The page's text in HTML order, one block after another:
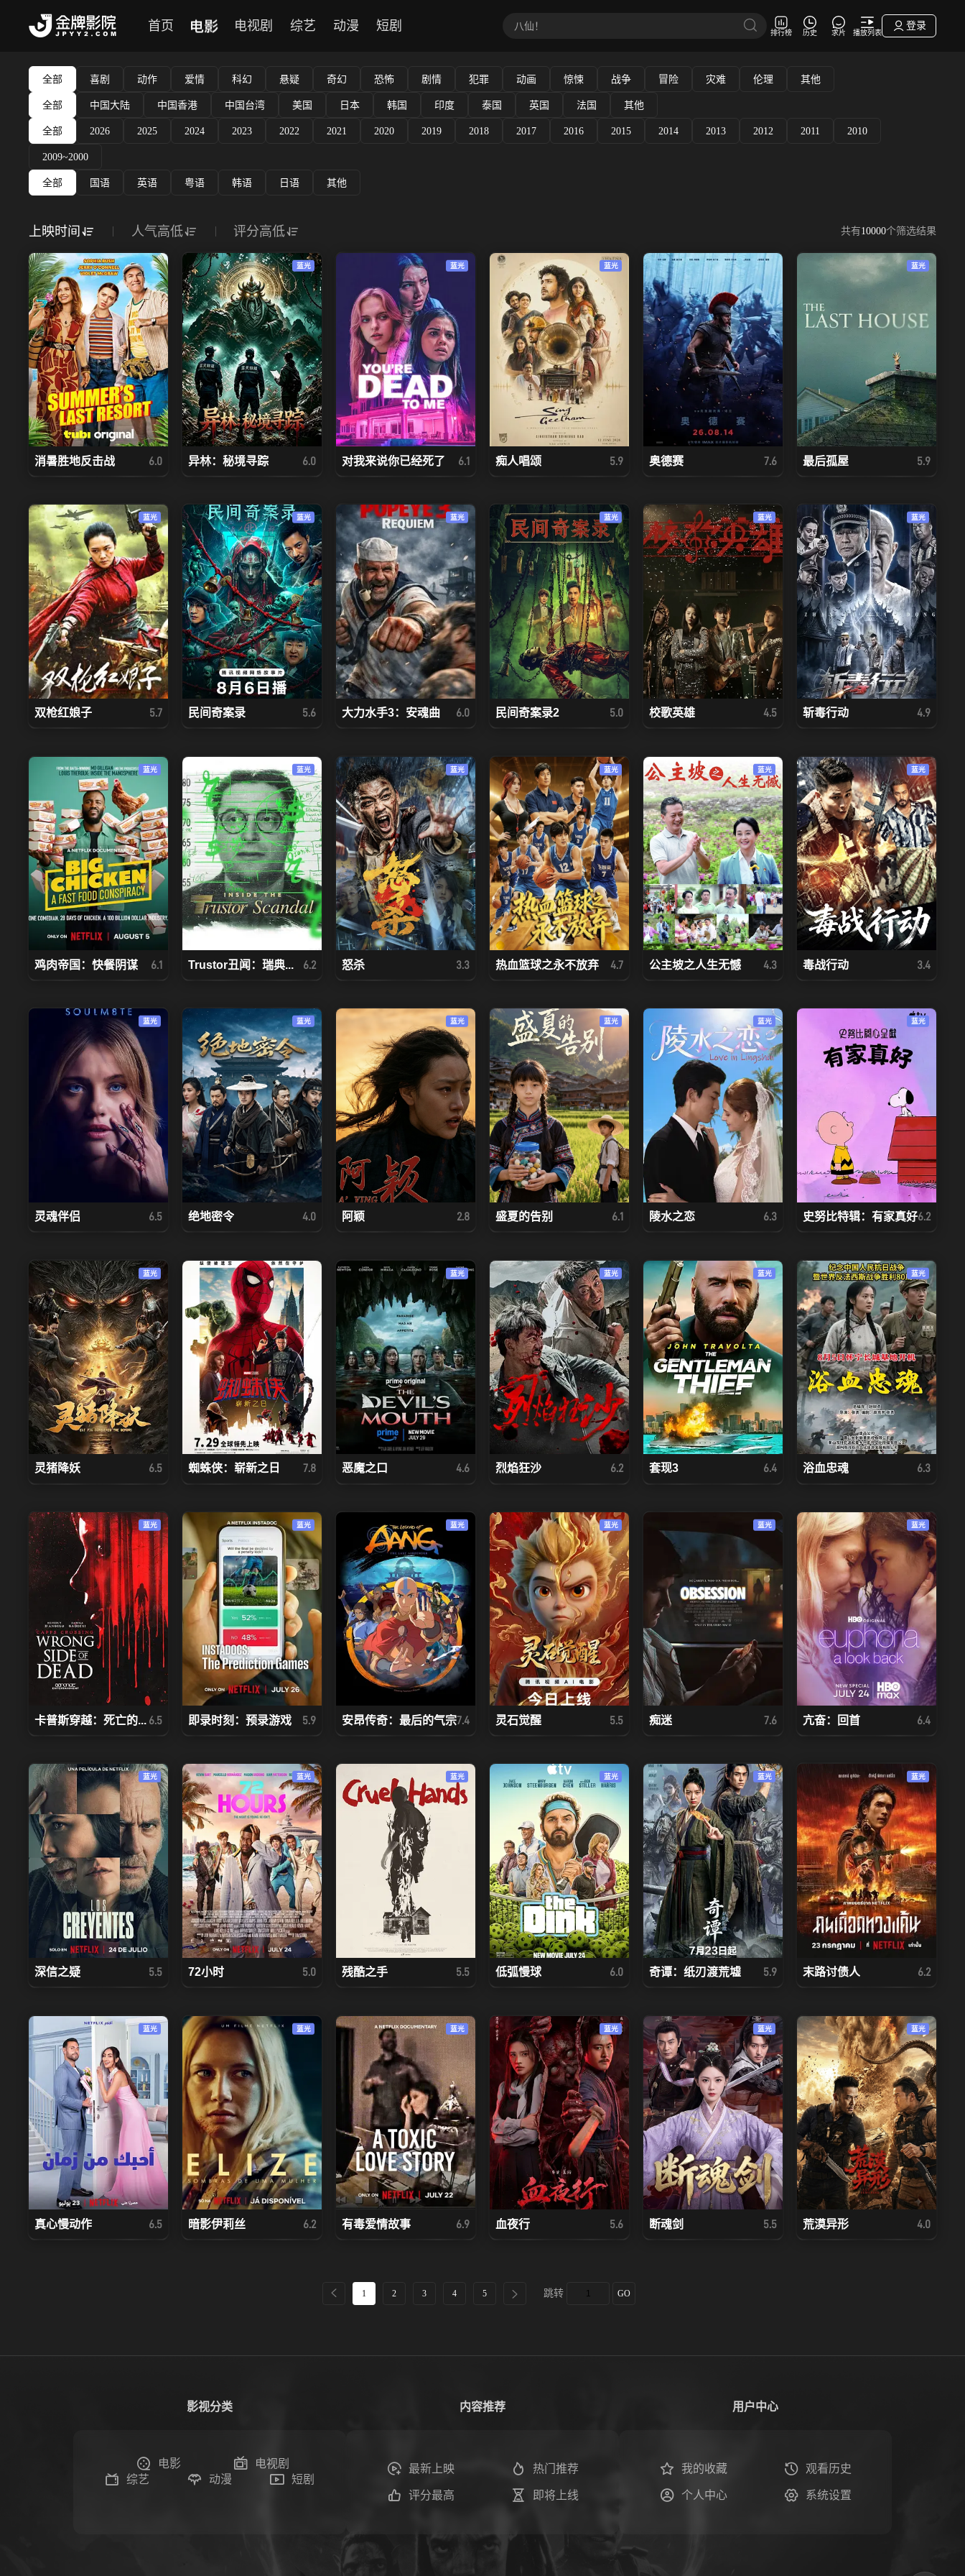
首页 电影 电视剧 综艺 动漫 短剧 排行榜 历史 求片 播放列表
登录
全部 喜剧 动作 爱情 科幻 悬疑 奇幻 恐怖 剧情 犯罪 动画 惊悚 战争 冒险 灾难 伦理 其他
全部 中国大陆 中国香港 中国台湾 美国 日本 韩国 印度 泰国 英国 法国 其他
全部 2026 2025 2024 2023 2022 2021 2020 2019 2018 2017 2016 2015 2014 2013 2012 2011 2010
2009~2000
全部 国语 英语 粤语 韩语 日语 其他
上映时间 人气高低 评分高低 共有10000个筛选结果
消暑胜地反击战 6.0
蓝光
异林：秘境寻踪 6.0
蓝光
对我来说你已经死了 6.1
蓝光
痴人唱颂 5.9 奥德赛 7.6
蓝光
最后孤屋 5.9
蓝光
双枪红娘子 5.7
蓝光
民间奇案录 5.6
蓝光
大力水手3：安魂曲 6.0
蓝光
民间奇案录2 5.0
蓝光
校歌英雄 4.5
蓝光
斩毒行动 4.9
蓝光
鸡肉帝国：快餐阴谋 6.1
蓝光
Trustor丑闻：瑞典... 6.2
蓝光
怒杀 3.3
蓝光
热血篮球之永不放弃 4.7
蓝光
公主坡之人生无憾 4.3
蓝光
毒战行动 3.4
蓝光
灵魂伴侣 6.5
蓝光
绝地密令 4.0
蓝光
阿颖 2.8
蓝光
盛夏的告别 6.1
蓝光
陵水之恋 6.3
蓝光
史努比特辑：有家真好6.2
蓝光
灵猪降妖 6.5 蜘蛛侠：崭新之日 7.8
蓝光
恶魔之口 4.6
蓝光
烈焰狂沙 6.2
蓝光
套现3 6.4
蓝光
浴血忠魂 6.3
蓝光
卡普斯穿越：死亡的... 6.5
蓝光
即录时刻：预录游戏 5.9
蓝光
安昂传奇：最后的气宗7.4
蓝光
灵石觉醒 5.5
蓝光
痴迷 7.6
蓝光
亢奋：回首 6.4
蓝光
深信之疑 5.5
蓝光
72小时 5.0
蓝光
残酷之手 5.5
蓝光
低弧慢球 6.0
蓝光
奇谭：纸刃渡荒墟 5.9
蓝光
末路讨债人 6.2
蓝光
真心慢动作 6.5
蓝光
暗影伊莉丝 6.2
蓝光
有毒爱情故事 6.9
蓝光
血夜行 5.6
蓝光
断魂剑 5.5
蓝光
荒漠异形 4.0
1 2 3 4 5 跳转 GO
影视分类
电影
电视剧
综艺
动漫 短剧
内容推荐
最新上映 热门推荐
评分最高 即将上线
用户中心
我的收藏 观看历史
个人中心 系统设置